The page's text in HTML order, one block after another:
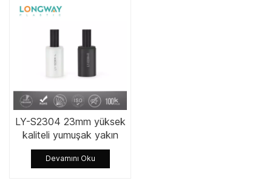
LY-S2304 23mm yüksek
kaliteli yumuşak yakın
döner amortisör klozet
kapağı için NF standardı
Devamını Oku